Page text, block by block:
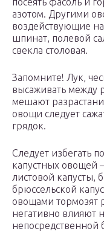
азотом. Другими
воздействующие на
шпинат, полевой
свекла столовая.
Запомните! Лук,
высаживать между
мешают
овощи следует
грядок.
Следует избегать
капустных овощей
листовой капусты,
брюссельской
овощами тормозят
негативно влияют
непосредственной